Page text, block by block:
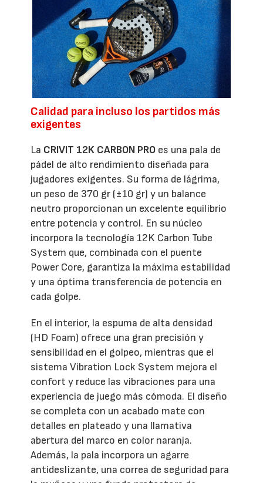
Calidad para incluso los partidos más
exigentes
La CRIVIT 12K CARBON PRO es una pala de
pádel de alto rendimiento diseñada para
jugadores exigentes. Su forma de lágrima,
un peso de 370 gr (±10 gr) y un balance
neutro proporcionan un excelente equilibrio
entre potencia y control. En su núcleo
incorpora la tecnología 12K Carbon Tube
System que, combinada con el puente
Power Core, garantiza la máxima estabilidad
y una óptima transferencia de potencia en
cada golpe.
En el interior, la espuma de alta densidad
(HD Foam) ofrece una gran precisión y
sensibilidad en el golpeo, mientras que el
sistema Vibration Lock System mejora el
confort y reduce las vibraciones para una
experiencia de juego más cómoda. El diseño
se completa con un acabado mate con
detalles en plateado y una llamativa
abertura del marco en color naranja.
Además, la pala incorpora un agarre
antideslizante, una correa de seguridad para